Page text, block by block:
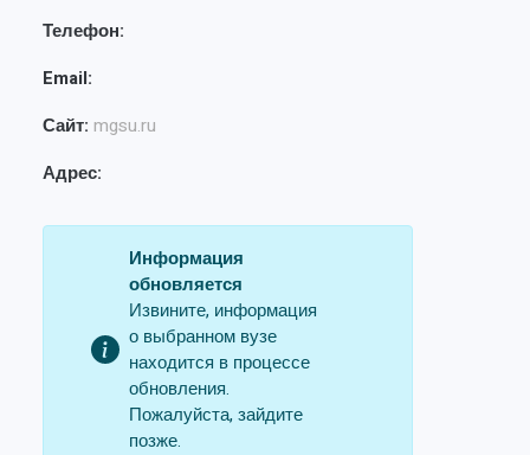
Телефон:
Email:
Сайт: mgsu.ru
Адрес:
Информация
обновляется
Извините, информация
о выбранном вузе
находится в процессе
обновления.
Пожалуйста, зайдите
позже.